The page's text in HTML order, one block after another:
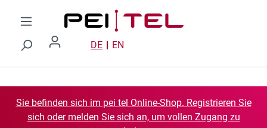
Zum Hauptinhalt springen
DE EN
Sie befinden sich im pei tel Online-Shop. Registrieren Sie
sich oder melden Sie sich an, um vollen Zugang zu